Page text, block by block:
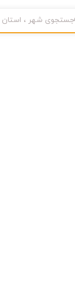
جستجوی شهر ، استان